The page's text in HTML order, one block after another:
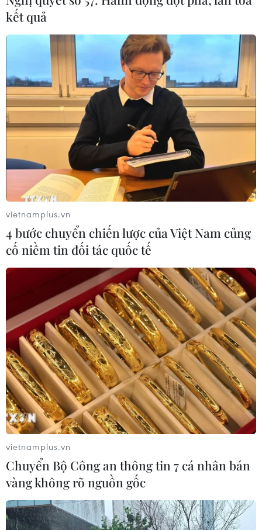
26/12/2021 09:00
Theo Tổng Biên tập Báo Nhân dân Lê Quốc Minh, cần
cân nhắc việc đặt tên phù hợp và làm nổi bật vai trò
của báo chí trong mô hình hợp nhất; đưa báo chí lên
nhiều nền tảng để tiếp cận với công chúng.
Học viện Báo chí &Tuyên truyền: 60 năm
phát triển và hội nhập quốc tế
10/09/2022 03:14
Học viện phấn đấu trở thành trường ĐH có uy tín học
thuật trong khu vực và trên thế giới; là lựa chọn số 1 của
sinh viên trong các ngành học lý luận chính trị, tư tưởng
văn hóa, báo chí-truyền thông.
kết quả
vietnamplus.vn
4 bước chuyển chiến lược của Việt Nam củng
cố niềm tin đối tác quốc tế
vietnamplus.vn
Chuyển Bộ Công an thông tin 7 cá nhân bán
vàng không rõ nguồn gốc